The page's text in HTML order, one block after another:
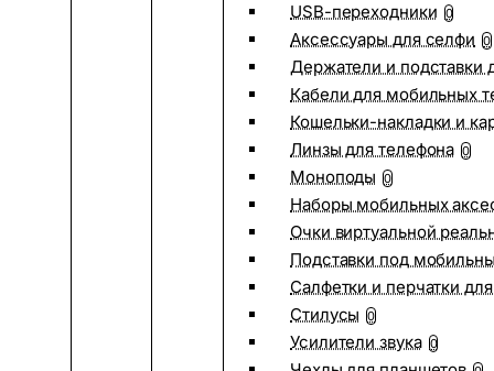
USB-переходники 0
Аксессуары для селфи 0
Держатели и подставки
Кабели для мобильных
Кошельки-накладки и
Линзы для телефона 0
Моноподы 0
Наборы мобильных
Очки виртуальной
Подставки под
Салфетки и перчатки
Стилусы 0
Усилители звука 0